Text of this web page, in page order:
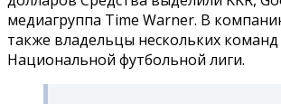
медиагруппа Time Warner. В
также владельцы нескольких команд
Национальной футбольной лиги.